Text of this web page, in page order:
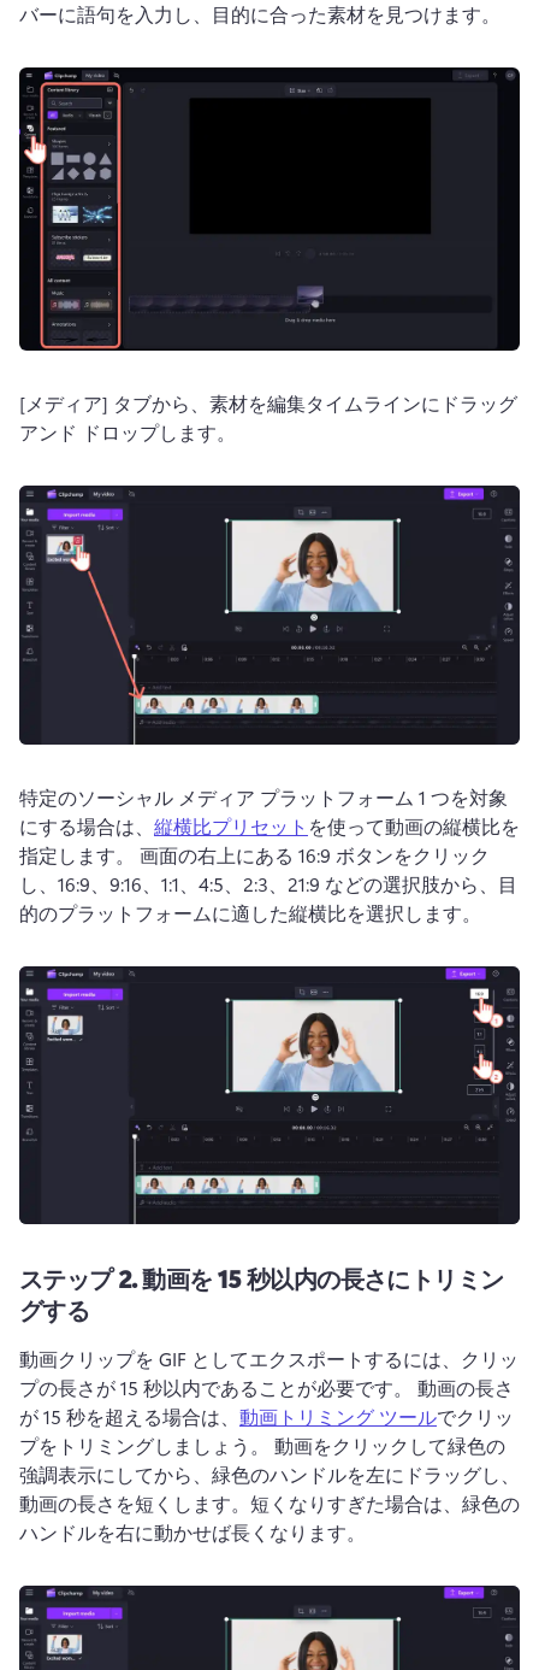
バーに語句を入力し、目的に合った素材を見つけます。
[メディア] タブから、素材を編集タイムラインにドラッグ
アンド ドロップします。
特定のソーシャル メディア プラットフォーム 1 つを対象
にする場合は、 縦横比プリセット を使って動画の縦横比を
指定します。 画面の右上にある 16:9 ボタンをクリック
し、16:9、9:16、1:1、4:5、2:3、21:9 などの選択肢から、目
的のプラットフォームに適した縦横比を選択します。
ステップ 2.動画を 15 秒以内の長さにトリミン
グする
動画クリップを GIF としてエクスポートするには、クリッ
プの長さが 15 秒以内であることが必要です。 動画の長さ
が 15 秒を超える場合は、 動画トリミング ツールでクリッ
プをトリミングしましょう。 動画をクリックして緑色の
強調表示にしてから、緑色のハンドルを左にドラッグし、
動画の長さを短くします。 短くなりすぎた場合は、緑色の
ハンドルを右に動かせば長くなります。